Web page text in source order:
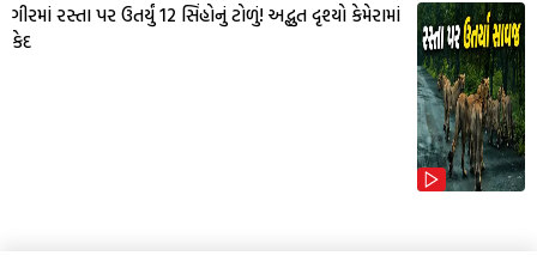
ગીરમાં રસ્તા પર ઉતર્યું 12 સિંહોનું ટોળું! અદ્ભુત દૃશ્યો કેમેરામાં
કેદ